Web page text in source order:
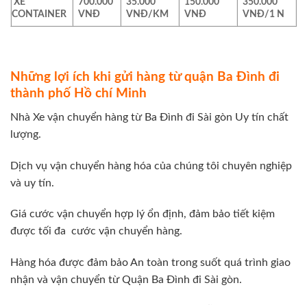
CONTAINER
VNĐ
VNĐ/KM
VNĐ
VNĐ/1 N
Những lợi ích khi gửi hàng từ quận Ba Đình đi
thành phố Hồ chí Minh
Nhà Xe vận chuyển hàng từ Ba Đình đi Sài gòn Uy tín chất
lượng.
Dịch vụ vận chuyển hàng hóa của chúng tôi chuyên nghiệp
và uy tín.
Giá cước vận chuyển hợp lý ổn định, đảm bảo tiết kiệm
được tối đa cước vận chuyển hàng.
Hàng hóa được đảm bảo An toàn trong suốt quá trình giao
nhận và vận chuyển từ Quận Ba Đình đi Sài gòn.